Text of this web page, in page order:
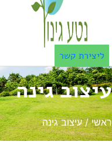
ליצירת קשר
עיצוב גינה
ראשי/עיצוב גינה